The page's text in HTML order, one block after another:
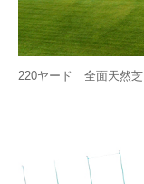
220ヤード 全面天然芝